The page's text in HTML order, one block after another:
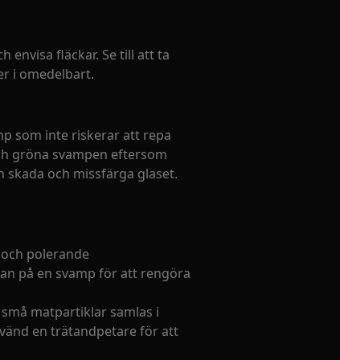
envisa fläckar. Se till att ta
i omedelbart.
som inte riskerar att repa
gröna svampen eftersom
och missfärga glaset.
polerande
på en svamp för att rengöra
matpartiklar samlas i
en trätandpetare för att